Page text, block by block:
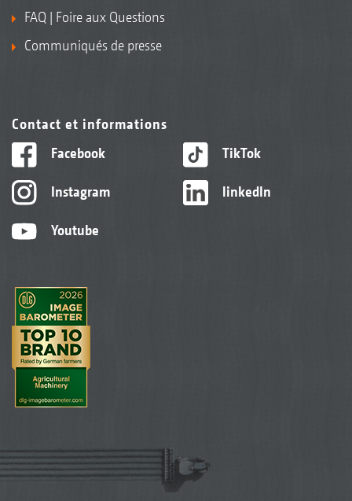
FAQ | Foire aux Questions
Communiqués de presse
Contact et informations
Facebook
Instagram
Youtube
TikTok
linkedIn